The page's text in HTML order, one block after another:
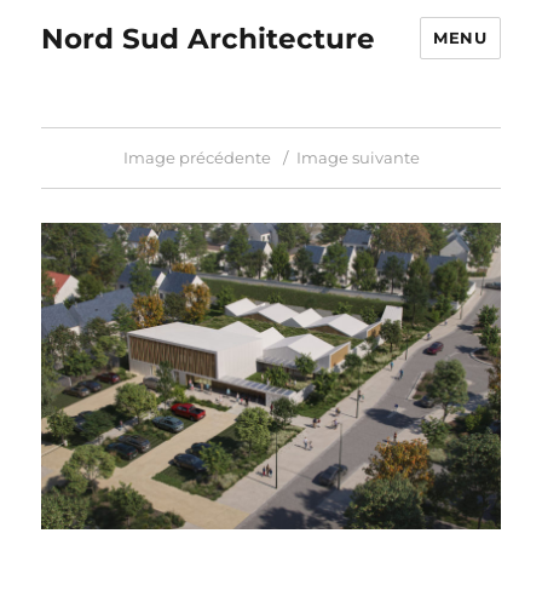
Nord Sud Architecture MENU
Image précédente Image suivante